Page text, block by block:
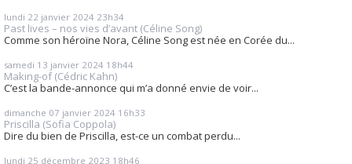
lundi 22 janvier 2024 23h34
Past lives – nos vies d’avant (Céline Song)
Comme son héroïne Nora, Céline Song est née en Corée du...
samedi 13 janvier 2024 18h44
Making-of (Cédric Kahn)
C’est la bande-annonce qui m’a donné envie de voir...
dimanche 07 janvier 2024 16h33
Priscilla (Sofia Coppola)
Dire du bien de Priscilla, est-ce un combat perdu...
lundi 25 décembre 2023 18h46